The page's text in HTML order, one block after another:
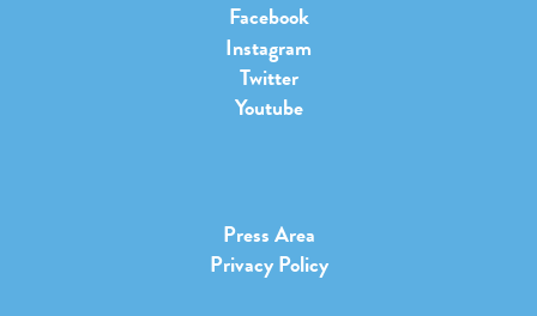
Facebook
Instagram
Twitter
Youtube
Press Area
Privacy Policy